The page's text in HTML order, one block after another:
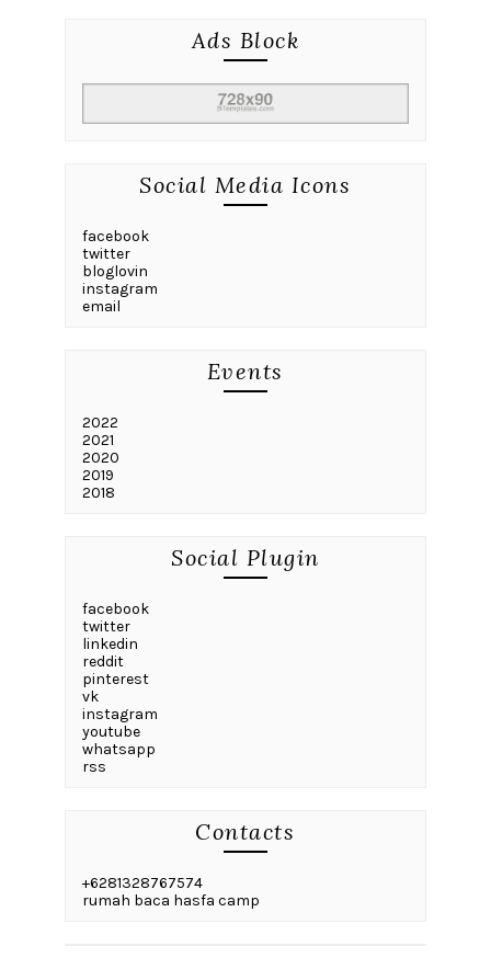
Ads Block
Social Media Icons
facebook
twitter
bloglovin
instagram
email
Events
2022
2021
2020
2019
2018
Social Plugin
facebook
twitter
linkedin
reddit
pinterest
vk
instagram
youtube
whatsapp
rss
Contacts
+6281328767574
rumah baca hasfa camp